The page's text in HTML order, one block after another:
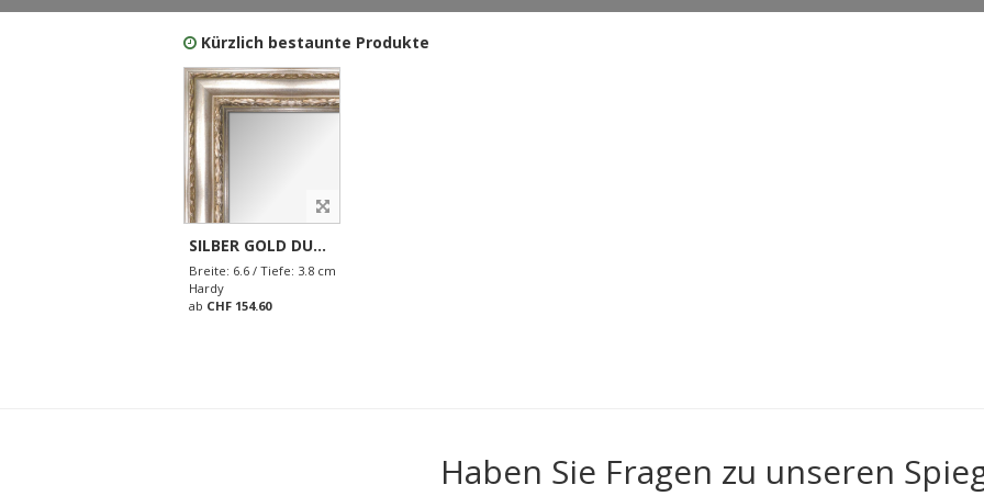
Kürzlich bestaunte Produkte
SILBER GOLD DURCHGERIEBEN (6.6 CM)
Breite: 6.6 / Tiefe: 3.8 cm
Hardy
ab CHF 154.60
Haben Sie Fragen zu unseren